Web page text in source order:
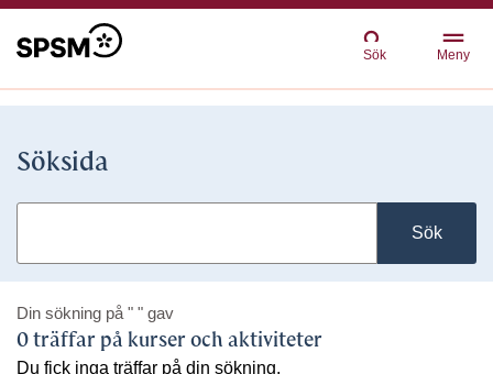
Sök Meny
Söksida
Sök
Din sökning på " " gav
0 träffar på kurser och aktiviteter
Du fick inga träffar på din sökning.